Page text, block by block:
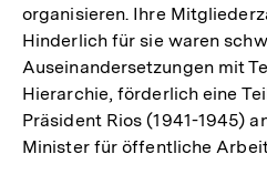
organisieren. Ihre
Hinderlich für sie waren
Auseinandersetzungen mit
Hierarchie, förderlich eine
Präsident Rios (1941-1945)
Minister für öffentliche